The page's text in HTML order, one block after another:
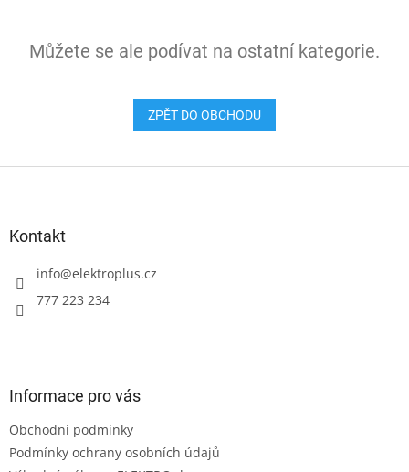
Můžete se ale podívat na ostatní kategorie.
ZPĚT DO OBCHODU
Kontakt
info@elektroplus.cz
777 223 234
Informace pro vás
Obchodní podmínky
Podmínky ochrany osobních údajů